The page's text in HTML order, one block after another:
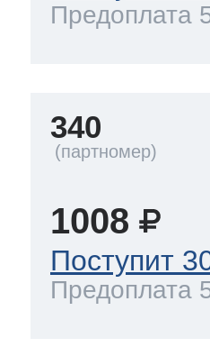
Предоплата
340
1008
Поступит
Предоплата